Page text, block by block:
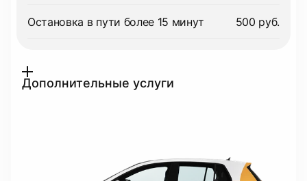
Остановка в пути более 15 минут 500 руб.
Дополнительные услуги